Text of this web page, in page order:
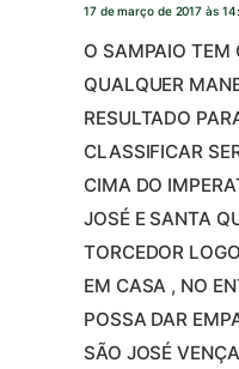
17 de março de 2017 às
O SAMPAIO TEM
QUALQUER
RESULTADO
CLASSIFICAR
CIMA DO
JOSÉ E SANTA
TORCEDOR
EM CASA , NO
POSSA DAR
SÃO JOSÉ